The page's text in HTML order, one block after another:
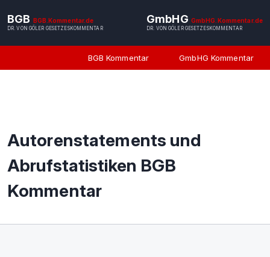
BGB BGB.Kommentar.de
DR. VON GÖLER GESETZESKOMMENTAR
GmbHG GmbHG.Kommentar.de
DR. VON GÖLER GESETZESKOMMENTAR
BGB Kommentar GmbHG Kommentar
Autorenstatements und
Abrufstatistiken BGB
Kommentar